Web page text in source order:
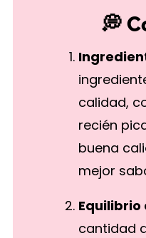
💭
calidad,
recién
buena
mejor
Equilibrio
cantidad